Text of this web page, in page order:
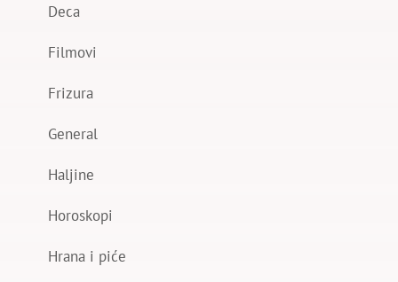
Deca
Filmovi
Frizura
General
Haljine
Horoskopi
Hrana i piće